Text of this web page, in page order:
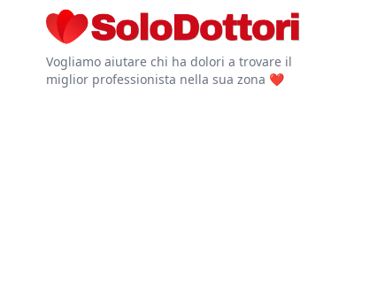
Vogliamo aiutare chi ha dolori a trovare il
miglior professionista nella sua zona ❤️